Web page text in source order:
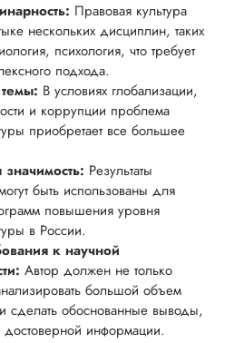
Правовая культура
нескольких дисциплин, таких
психология, что требует
подхода.
В условиях глобализации,
и коррупции проблема
приобретает все большее
Результаты
быть использованы для
повышения уровня
в России.
к научной
Автор должен не только
большой объем
сделать обоснованные выводы,
информации.